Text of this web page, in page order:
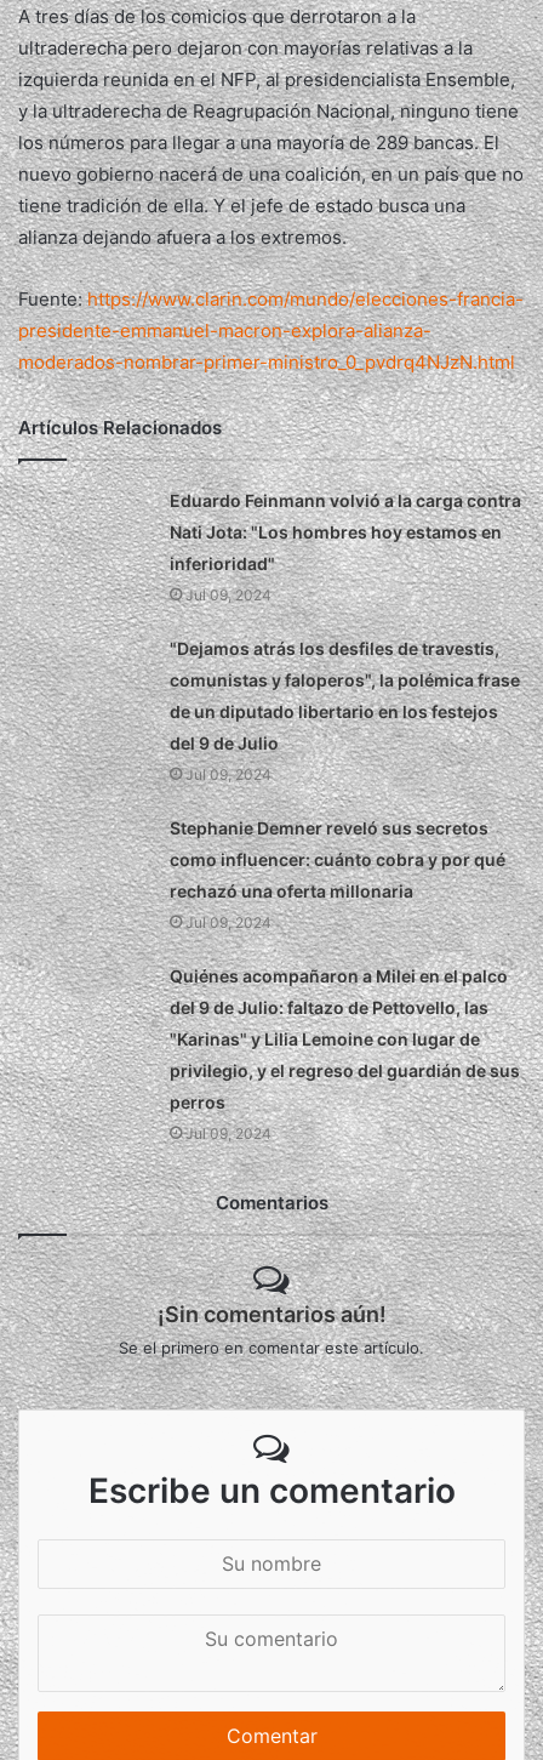
A tres días de los comicios que derrotaron a la
ultraderecha pero dejaron con mayorías relativas a la
izquierda reunida en el NFP, al presidencialista Ensemble,
y la ultraderecha de Reagrupación Nacional, ninguno tiene
los números para llegar a una mayoría de 289 bancas. El
nuevo gobierno nacerá de una coalición, en un país que no
tiene tradición de ella. Y el jefe de estado busca una
alianza dejando afuera a los extremos.
Fuente:https://www.clarin.com/mundo/elecciones-francia-
presidente-emmanuel-macron-explora-alianza-
moderados-nombrar-primer-ministro_0_pvdrq4NJzN.html
Artículos Relacionados
Eduardo Feinmann volvió a la carga contra
Nati Jota: "Los hombres hoy estamos en
inferioridad"
Jul 09, 2024
"Dejamos atrás los desfiles de travestis,
comunistas y faloperos", la polémica frase
de un diputado libertario en los festejos
del 9 de Julio
Jul 09, 2024
Stephanie Demner reveló sus secretos
como influencer: cuánto cobra y por qué
rechazó una oferta millonaria
Jul 09, 2024
Quiénes acompañaron a Milei en el palco
del 9 de Julio: faltazo de Pettovello, las
"Karinas" y Lilia Lemoine con lugar de
privilegio, y el regreso del guardián de sus
perros
Jul 09, 2024
Comentarios
¡Sin comentarios aún!
Se el primero en comentar este artículo.
Escribe un comentario